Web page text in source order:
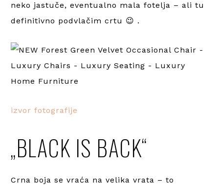
neko jastuče, eventualno mala fotelja – ali tu
definitivno podvlačim crtu 😉 .
izvor fotografije
„BLACK IS BACK“
Crna boja se vraća na velika vrata – to